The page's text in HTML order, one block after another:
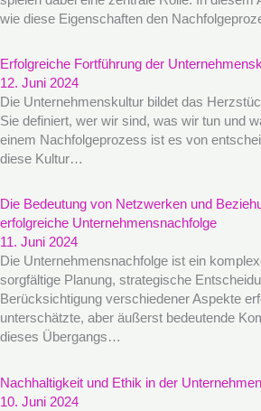
wie diese Eigenschaften den
Erfolgreiche Fortführung der
12. Juni 2024
Die Unternehmenskultur bildet das
Sie definiert, wer wir sind, was wir tun und
einem Nachfolgeprozess ist es von
diese Kultur…
Die Bedeutung von Netzwerken und
erfolgreiche Unternehmensnachfolge
11. Juni 2024
Die Unternehmensnachfolge ist ein
sorgfältige Planung, strategische
Berücksichtigung verschiedener Aspekte
unterschätzte, aber äußerst bedeutende
dieses Übergangs…
Nachhaltigkeit und Ethik in der
10. Juni 2024